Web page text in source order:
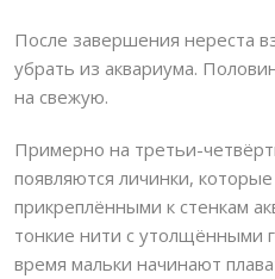
После завершения нереста
убрать из аквариума.
на свежую.
Примерно на третьи-
появляются личинки,
прикреплёнными к стенкам
тонкие нити с утолщёнными
время мальки начинают